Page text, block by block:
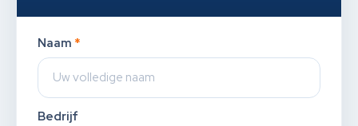
Naam *
Bedrijf